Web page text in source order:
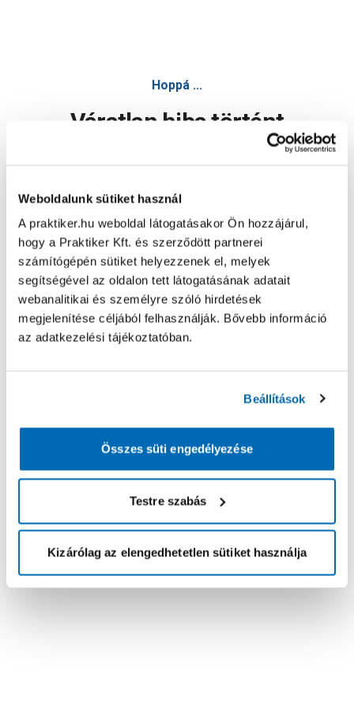
Weboldalunk sütiket használ
A praktiker.hu weboldal látogatásakor Ön hozzájárul,
hogy a Praktiker Kft. és szerződött partnerei
számítógépén sütiket helyezzenek el, melyek
segítségével az oldalon tett látogatásának adatait
webanalitikai és személyre szóló hirdetések
megjelenítése céljából felhasználják. Bővebb információ
az adatkezelési tájékoztatóban.
Beállítások
Összes süti engedélyezése
Testre szabás
Kizárólag az elengedhetetlen sütiket használja
Hoppá ...
Váratlan hiba történt
Oldal újratöltése